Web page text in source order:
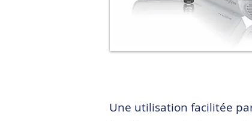
Une utilisation facilitée